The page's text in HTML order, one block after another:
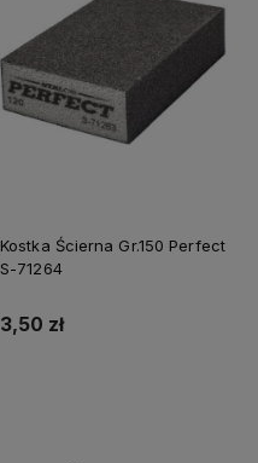
Kostka Ścierna Gr.150 Perfect
S-71264
3,50 zł